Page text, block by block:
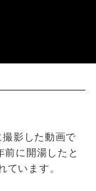
影した動画で
に開湯したと
ています。